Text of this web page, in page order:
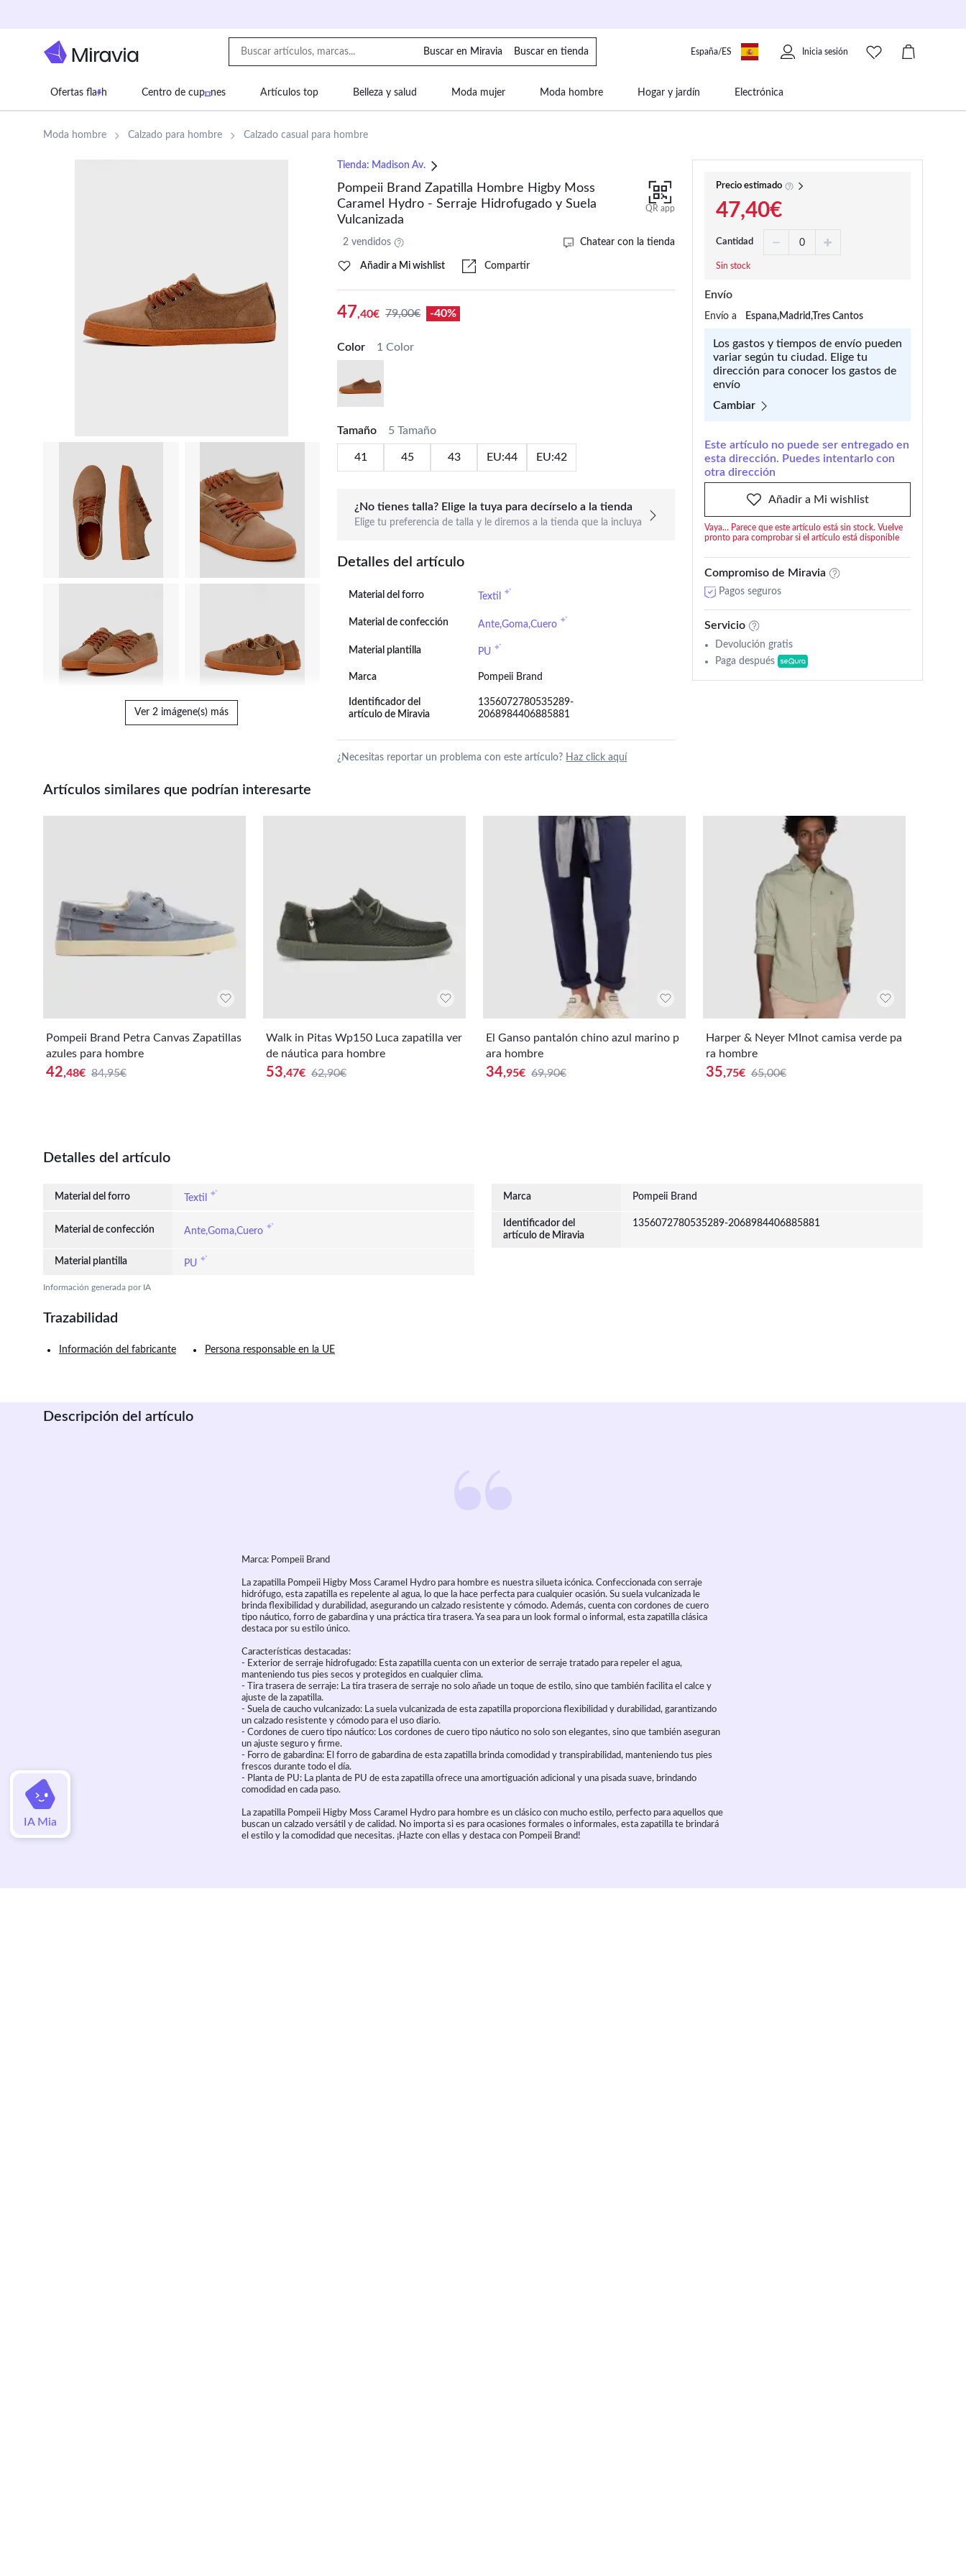
Buscar en Miravia Buscar en tienda España/ES Inicia sesión
Ofertas fla h Centro de cup nes Artículos top Belleza y salud Moda mujer Moda hombre Hogar y jardín Electrónica
Supermercado Juguetes Deportes Equipaje
Moda hombre Calzado para hombre Calzado casual para hombre
IA Mia
Ver 2 imágene(s) más
Tienda: Madison Av.
Pompeii Brand Zapatilla Hombre Higby Moss
Caramel Hydro - Serraje Hidrofugado y Suela
Vulcanizada
QR app
2 vendidos Chatear con la tienda
Añadir a Mi wishlist Compartir
47,40€ 79,00€ -40%
Color 1 Color
Tamaño 5 Tamaño
41 45 43 EU:44 EU:42
¿No tienes talla? Elige la tuya para decírselo a la tienda
Elige tu preferencia de talla y le diremos a la tienda que la incluya
Detalles del artículo
Material del forro Textil
Material de confección Ante,Goma,Cuero
Material plantilla PU
Marca Pompeii Brand
Identificador del
artículo de Miravia
1356072780535289-
2068984406885881
¿Necesitas reportar un problema con este artículo? Haz click aquí
Precio estimado
47,40€
Cantidad
Sin stock
Envío
Envío a Espana,Madrid,Tres Cantos
Los gastos y tiempos de envío pueden
variar según tu ciudad. Elige tu
dirección para conocer los gastos de
envío
Cambiar
Este artículo no puede ser entregado en
esta dirección. Puedes intentarlo con
otra dirección
Añadir a Mi wishlist
Vaya... Parece que este artículo está sin stock. Vuelve
pronto para comprobar si el artículo está disponible
Compromiso de Miravia
Pagos seguros
Servicio
Devolución gratis
Paga después
Artículos similares que podrían interesarte
Pompeii Brand Petra Canvas Zapatillas
azules para hombre
42,48€ 84,95€
Walk in Pitas Wp150 Luca zapatilla ver
de náutica para hombre
53,47€ 62,90€
El Ganso pantalón chino azul marino p
ara hombre
34,95€ 69,90€
Harper & Neyer MInot camisa verde pa
ra hombre
35,75€ 65,00€
Detalles del artículo
Material del forro Textil Marca Pompeii Brand
Material de confección Ante,Goma,Cuero
Identificador del
artículo de Miravia
1356072780535289-2068984406885881
Material plantilla PU
Información generada por IA
Trazabilidad
Información del fabricante Persona responsable en la UE
Descripción del artículo
Marca: Pompeii Brand
La zapatilla Pompeii Higby Moss Caramel Hydro para hombre es nuestra silueta icónica. Confeccionada con serraje
hidrófugo, esta zapatilla es repelente al agua, lo que la hace perfecta para cualquier ocasión. Su suela vulcanizada le
brinda flexibilidad y durabilidad, asegurando un calzado resistente y cómodo. Además, cuenta con cordones de cuero
tipo náutico, forro de gabardina y una práctica tira trasera. Ya sea para un look formal o informal, esta zapatilla clásica
destaca por su estilo único.
Características destacadas:
- Exterior de serraje hidrofugado: Esta zapatilla cuenta con un exterior de serraje tratado para repeler el agua,
manteniendo tus pies secos y protegidos en cualquier clima.
- Tira trasera de serraje: La tira trasera de serraje no solo añade un toque de estilo, sino que también facilita el calce y
ajuste de la zapatilla.
- Suela de caucho vulcanizado: La suela vulcanizada de esta zapatilla proporciona flexibilidad y durabilidad, garantizando
un calzado resistente y cómodo para el uso diario.
- Cordones de cuero tipo náutico: Los cordones de cuero tipo náutico no solo son elegantes, sino que también aseguran
un ajuste seguro y firme.
- Forro de gabardina: El forro de gabardina de esta zapatilla brinda comodidad y transpirabilidad, manteniendo tus pies
frescos durante todo el día.
- Planta de PU: La planta de PU de esta zapatilla ofrece una amortiguación adicional y una pisada suave, brindando
comodidad en cada paso.
La zapatilla Pompeii Higby Moss Caramel Hydro para hombre es un clásico con mucho estilo, perfecto para aquellos que
buscan un calzado versátil y de calidad. No importa si es para ocasiones formales o informales, esta zapatilla te brindará
el estilo y la comodidad que necesitas. ¡Hazte con ellas y destaca con Pompeii Brand!